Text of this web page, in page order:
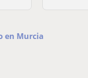
en Murcia